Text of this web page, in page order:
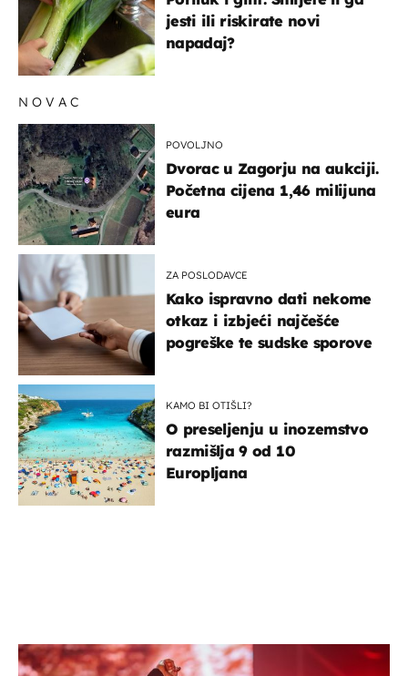
jesti ili riskirate novi
napadaj?
NOVAC
POVOLJNO
Dvorac u Zagorju na aukciji.
Početna cijena 1,46 milijuna
eura
ZA POSLODAVCE
Kako ispravno dati nekome
otkaz i izbjeći najčešće
pogreške te sudske sporove
KAMO BI OTIŠLI?
O preseljenju u inozemstvo
razmišlja 9 od 10
Europljana